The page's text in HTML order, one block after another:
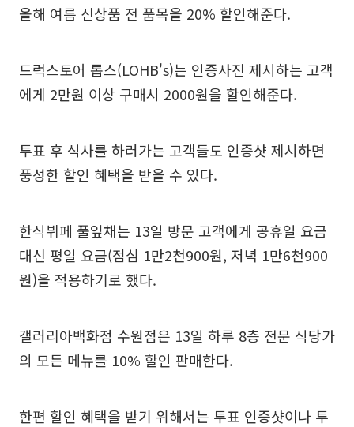
올해 여름 신상품 전 품목을 20% 할인해준다.
드럭스토어 롭스(LOHB's)는 인증사진 제시하는 고객
에게 2만원 이상 구매시 2000원을 할인해준다.
투표 후 식사를 하러가는 고객들도 인증샷 제시하면
풍성한 할인 혜택을 받을 수 있다.
한식뷔페 풀잎채는 13일 방문 고객에게 공휴일 요금
대신 평일 요금(점심 1만2천900원, 저녁 1만6천900
원)을 적용하기로 했다.
갤러리아백화점 수원점은 13일 하루 8층 전문 식당가
의 모든 메뉴를 10% 할인 판매한다.
한편 할인 혜택을 받기 위해서는 투표 인증샷이나 투